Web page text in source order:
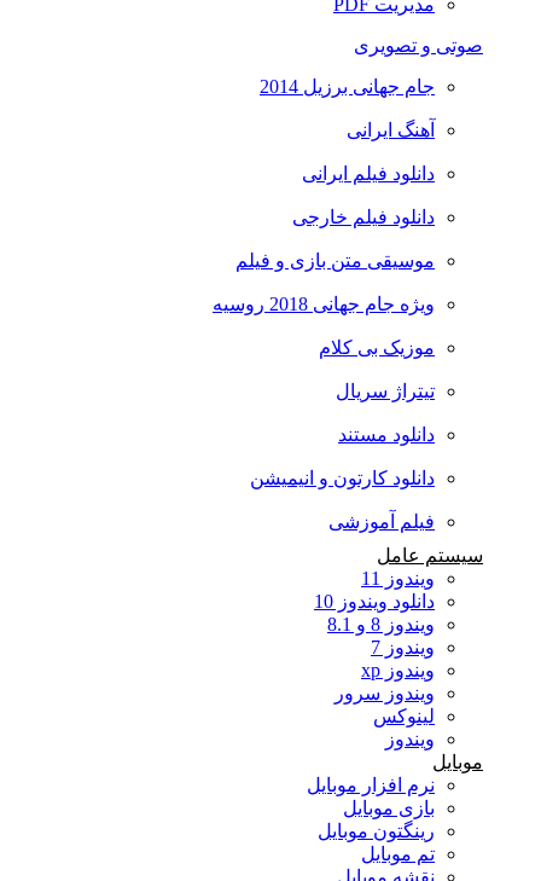
مدیریت PDF
صوتی و تصویری
جام جهانی برزیل 2014
آهنگ ایرانی
دانلود فیلم ایرانی
دانلود فیلم خارجی
موسیقی متن بازی و فیلم
ویژه جام جهانی 2018 روسیه
موزیک بی کلام
تیتراژ سریال
دانلود مستند
دانلود کارتون و انیمیشن
فیلم آموزشی
سیستم عامل
ویندوز 11
دانلود ویندوز 10
ویندوز 8 و 8.1
ویندوز 7
ویندوز xp
ویندوز سرور
لینوکس
ویندوز
نرم افزار موبایل
بازی موبایل
رینگتون موبایل
تم موبایل
نقشه موبایل